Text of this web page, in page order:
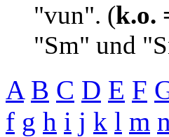
"vun". (k.o.
"Sm" und
A B C D E F
f g h i j k l m n